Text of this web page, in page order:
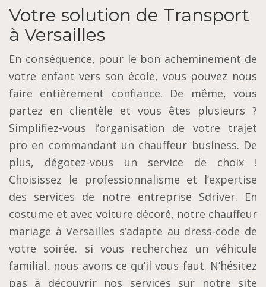
Votre solution de Transport
à Versailles
En conséquence, pour le bon acheminement de
votre enfant vers son école, vous pouvez nous
faire entièrement confiance. De même, vous
partez en clientèle et vous êtes plusieurs ?
Simplifiez-vous l’organisation de votre trajet
pro en commandant un chauffeur business. De
plus, dégotez-vous un service de choix !
Choisissez le professionnalisme et l’expertise
des services de notre entreprise Sdriver. En
costume et avec voiture décoré, notre chauffeur
mariage à Versailles s’adapte au dress-code de
votre soirée. si vous recherchez un véhicule
familial, nous avons ce qu’il vous faut. N’hésitez
pas à découvrir nos services sur notre site